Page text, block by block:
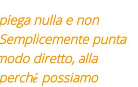
nulla e non
punta
diretto, alla
possiamo